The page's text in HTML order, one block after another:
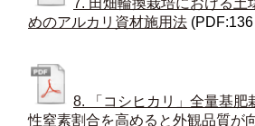
7. 田畑輪換栽培における土
めのアルカリ資材施用法
8. 「コシヒカリ」全量基肥
性窒素割合を高めると外観品質が